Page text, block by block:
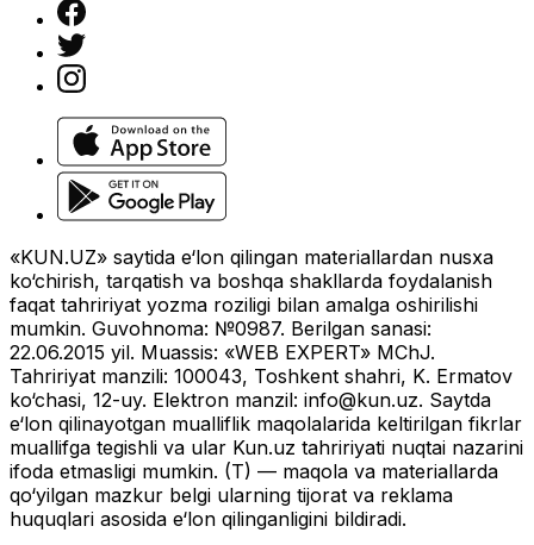
«KUN.UZ» saytida e‘lon qilingan materiallardan nusxa
ko‘chirish, tarqatish va boshqa shakllarda foydalanish
faqat tahririyat yozma roziligi bilan amalga oshirilishi
mumkin. Guvohnoma: №0987. Berilgan sanasi:
22.06.2015 yil. Muassis: «WEB EXPERT» MChJ.
Tahririyat manzili: 100043, Toshkent shahri, K. Ermatov
ko‘chasi, 12-uy. Elektron manzil: info@kun.uz. Saytda
e‘lon qilinayotgan mualliflik maqolalarida keltirilgan fikrlar
muallifga tegishli va ular Kun.uz tahririyati nuqtai nazarini
ifoda etmasligi mumkin. (T) — maqola va materiallarda
qo‘yilgan mazkur belgi ularning tijorat va reklama
huquqlari asosida e‘lon qilinganligini bildiradi.